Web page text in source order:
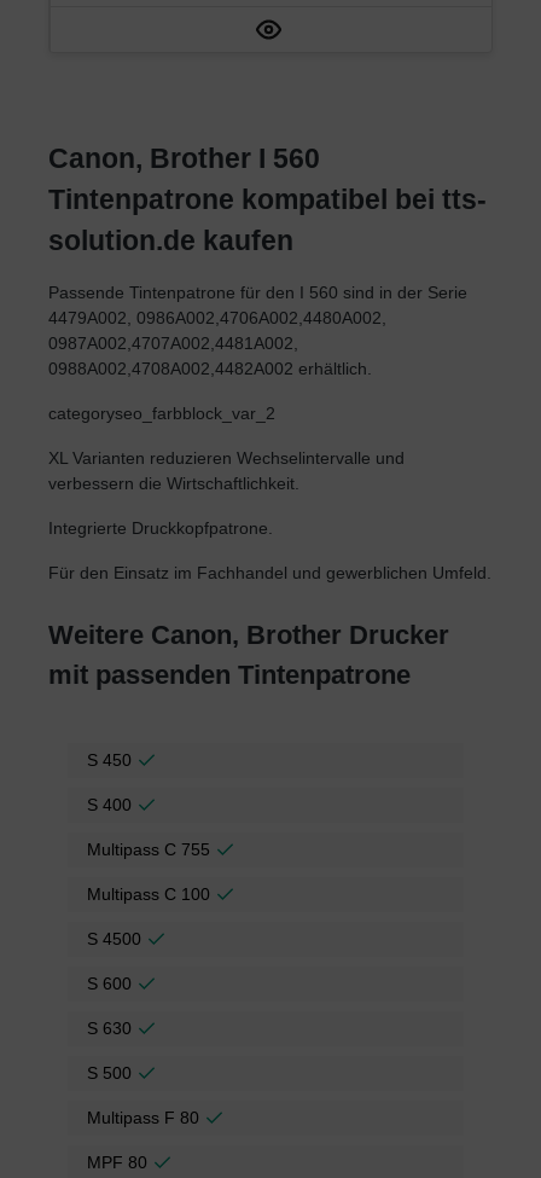
Canon, Brother I 560
Tintenpatrone kompatibel bei tts-
solution.de kaufen
Passende Tintenpatrone für den I 560 sind in der Serie
4479A002, 0986A002,4706A002,4480A002,
0987A002,4707A002,4481A002,
0988A002,4708A002,4482A002 erhältlich.
categoryseo_farbblock_var_2
XL Varianten reduzieren Wechselintervalle und
verbessern die Wirtschaftlichkeit.
Integrierte Druckkopfpatrone.
Für den Einsatz im Fachhandel und gewerblichen Umfeld.
Weitere Canon, Brother Drucker
mit passenden Tintenpatrone
S 450
S 400
Multipass C 755
Multipass C 100
S 4500
S 600
S 630
S 500
Multipass F 80
MPF 80